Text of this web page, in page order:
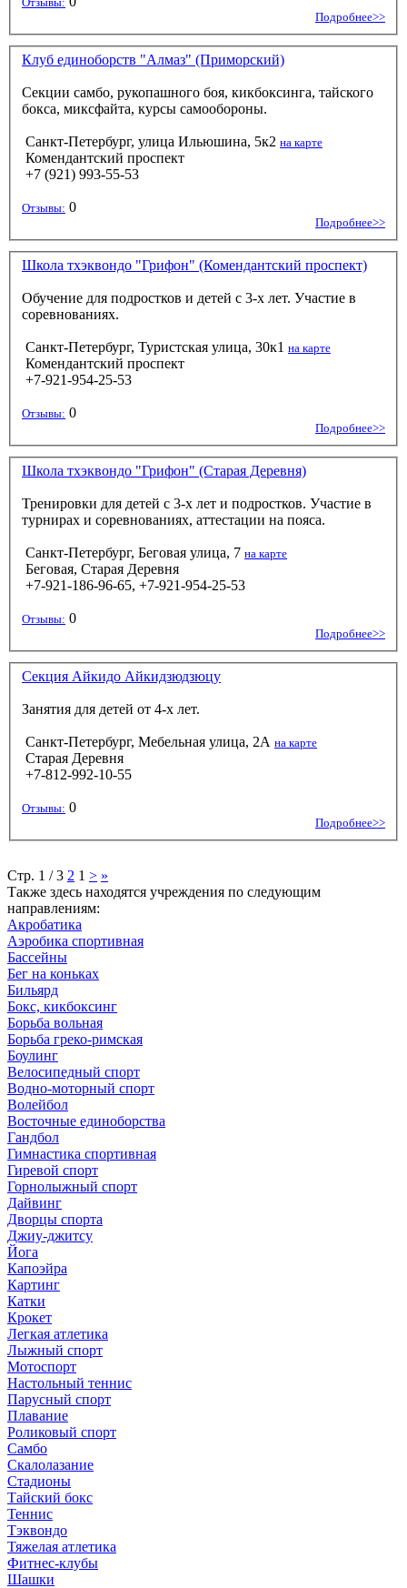
Подробнее>>
Клуб единоборств "Алмаз" (Приморский)
Секции самбо, рукопашного боя, кикбоксинга, тайского
бокса, миксфайта, курсы самообороны.
Санкт-Петербург, улица Ильюшина, 5к2 на карте
Комендантский проспект
+7 (921) 993-55-53
Отзывы: 0
Подробнее>>
Школа тхэквондо "Грифон" (Комендантский проспект)
Обучение для подростков и детей с 3-х лет. Участие в
соревнованиях.
Санкт-Петербург, Туристская улица, 30к1 на карте
Комендантский проспект
+7-921-954-25-53
Отзывы: 0
Подробнее>>
Школа тхэквондо "Грифон" (Старая Деревня)
Тренировки для детей с 3-х лет и подростков. Участие в
турнирах и соревнованиях, аттестации на пояса.
Санкт-Петербург, Беговая улица, 7 на карте
Беговая, Старая Деревня
+7-921-186-96-65, +7-921-954-25-53
Отзывы: 0
Подробнее>>
Секция Айкидо Айкидзюдзюцу
Занятия для детей от 4-х лет.
Санкт-Петербург, Мебельная улица, 2А на карте
Старая Деревня
+7-812-992-10-55
Отзывы: 0
Подробнее>>
Стр. 1 / 3 2 1 > »
Также здесь находятся учреждения по следующим
направлениям:
Акробатика
Аэробика спортивная
Бассейны
Бег на коньках
Бильярд
Бокс, кикбоксинг
Борьба вольная
Борьба греко-римская
Боулинг
Велосипедный спорт
Водно-моторный спорт
Волейбол
Восточные единоборства
Гандбол
Гимнастика спортивная
Гиревой спорт
Горнолыжный спорт
Дайвинг
Дворцы спорта
Джиу-джитсу
Йога
Капоэйра
Картинг
Катки
Крокет
Легкая атлетика
Лыжный спорт
Мотоспорт
Настольный теннис
Парусный спорт
Плавание
Роликовый спорт
Самбо
Скалолазание
Стадионы
Тайский бокс
Теннис
Тэквондо
Тяжелая атлетика
Фитнес-клубы
Шашки